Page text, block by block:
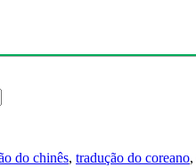
do chinês, tradução do coreano,